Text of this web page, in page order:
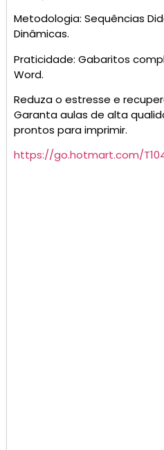
Metodologia: Sequências
Dinâmicas.
Praticidade: Gabaritos
Word.
Reduza o estresse e
Garanta aulas de alta
prontos para imprimir.
https://go.hotmart.com/